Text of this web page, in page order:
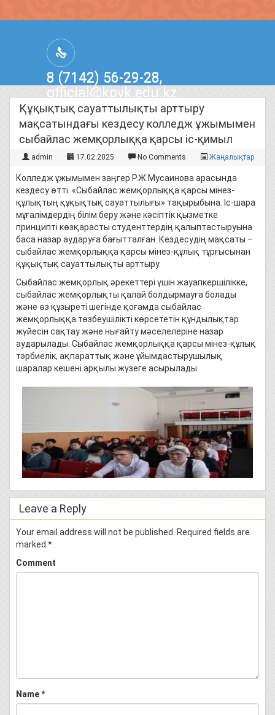
8 (7142) 56-29-28,
official@kpvk.edu.kz
г.Костанай, Проспект Кобыланды
Батыра, 3
Құқықтық сауаттылықты арттыру
мақсатындағы кездесу колледж ұжымымен
сыбайлас жемқорлыққа қарсы іс-қимыл
admin 17.02.2025 No Comments Жаңалықтар
Колледж ұжымымен заңгер Р.Ж.Мусаинова арасында
кездесу өтті. «Сыбайлас жемқорлыққа қарсы мінез-
құлықтың құқықтық сауаттылығы» тақырыбына. Іс-шара
мұғалімдердің білім беру және кәсіптік қызметке
принципті көзқарасты студенттердің қалыптастыруына
баса назар аударуға бағытталған. Кездесудің мақсаты –
сыбайлас жемқорлыққа қарсы мінез-құлық тұрғысынан
құқықтық сауаттылықты арттыру.
Сыбайлас жемқорлық әрекеттері үшін жауапкершілікке,
сыбайлас жемқорлықты қалай болдырмауға болады
және өз құзыреті шегінде қоғамда сыбайлас
жемқорлыққа төзбеушілікті көрсететін құндылықтар
жүйесін сақтау және нығайту мәселелеріне назар
аударылады. Сыбайлас жемқорлыққа қарсы мінез-құлық
тәрбиелік, ақпараттық және ұйымдастырушылық
шаралар кешені арқылы жүзеге асырылады.
Leave a Reply
Your email address will not be published. Required fields are
marked *
Comment
Name*